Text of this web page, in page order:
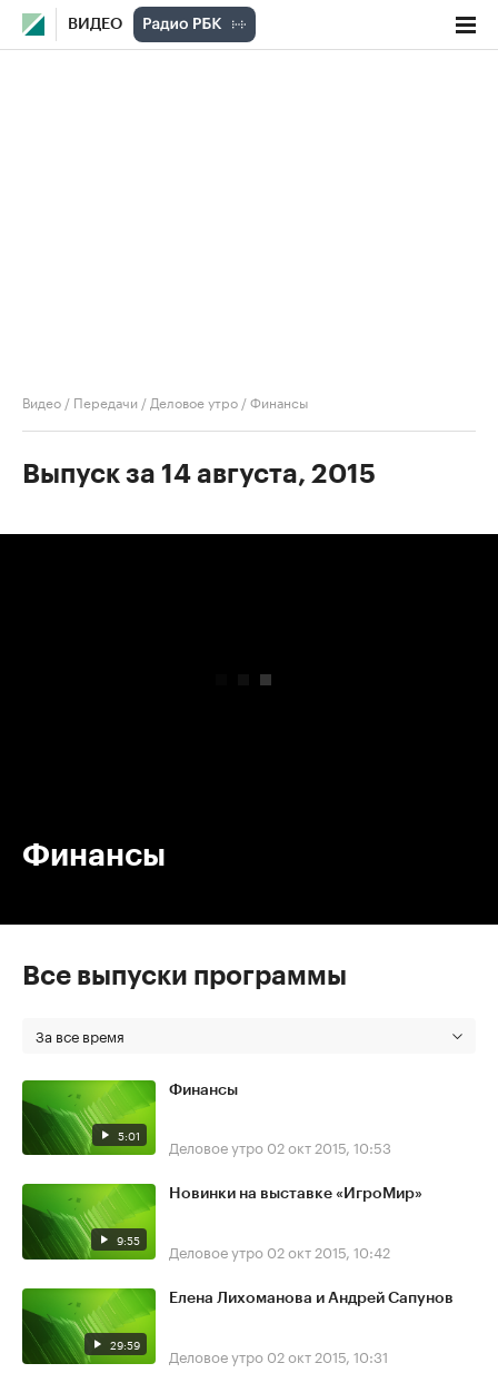
ВИДЕО
Видео / Передачи / Деловое утро /Финансы
Выпуск за 14 августа, 2015
Финансы
Все выпуски программы
За все время
5:01
Финансы
Деловое утро 02 окт 2015, 10:53
9:55
Новинки на выставке «ИгроМир»
Деловое утро 02 окт 2015, 10:42
29:59
Елена Лихоманова и Андрей Сапунов
Деловое утро 02 окт 2015, 10:31